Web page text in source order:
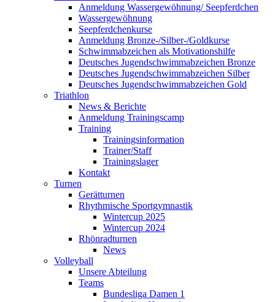
Anmeldung Wassergewöhnung/ Seepferdchen
Wassergewöhnung
Seepferdchenkurse
Anmeldung Bronze-/Silber-/Goldkurse
Schwimmabzeichen als Motivationshilfe
Deutsches Jugendschwimmabzeichen Bronze
Deutsches Jugendschwimmabzeichen Silber
Deutsches Jugendschwimmabzeichen Gold
Triathlon
News & Berichte
Anmeldung Trainingscamp
Training
Trainingsinformation
Trainer/Staff
Trainingslager
Kontakt
Turnen
Gerätturnen
Rhythmische Sportgymnastik
Wintercup 2025
Wintercup 2024
Rhönradturnen
News
Volleyball
Unsere Abteilung
Teams
Bundesliga Damen 1